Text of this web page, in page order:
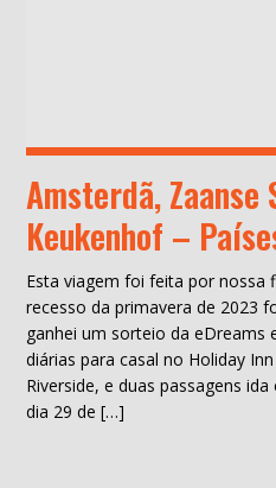
Amsterdã, Zaanse
Keukenhof –
Esta viagem foi feita por nossa
recesso da primavera de 2023
ganhei um sorteio da eDreams
diárias para casal no Holiday
Riverside, e duas passagens
dia 29 de […]